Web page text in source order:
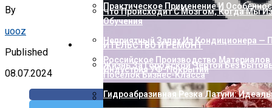
Практическое Применение И
Что Происходит С Мозгом, Когда Мы
Обучения
Неприятный Запах Из Кондиционера —
Российское Производство
Индустрия УФ-Покрытий
СТРОИТЕЛЬСТВО И РЕМОНТ
Жизнь За Городской Чертой Без
Посёлок Бизнес-Класса
Гидроабразивная Резка Латуни:
By
uooz
Published
08.07.2024